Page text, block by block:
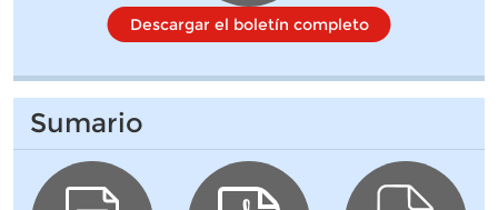
Descargar el boletín completo
Sumario